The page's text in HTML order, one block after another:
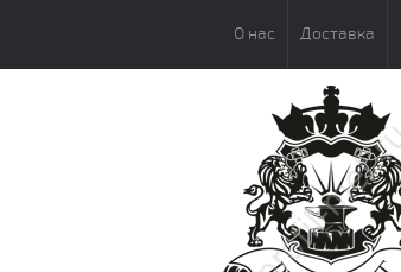
О нас Доставка